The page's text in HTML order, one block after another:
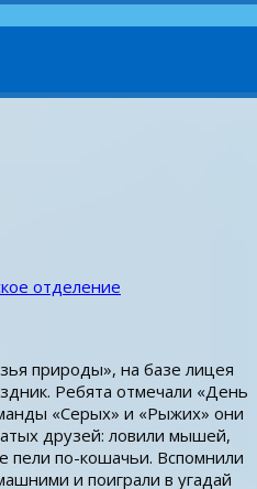
отделение
природы», на базе лицея
Ребята отмечали «День
«Серых» и «Рыжих» они
друзей: ловили мышей,
пели по-кошачьи. Вспомнили
и поиграли в угадай